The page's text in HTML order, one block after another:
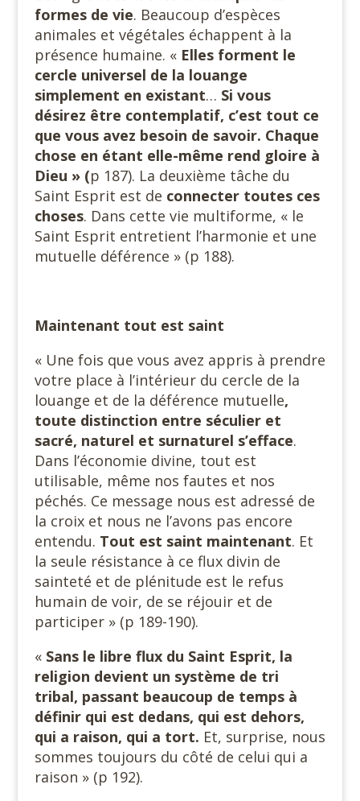
formes de vie. Beaucoup d’espèces
animales et végétales échappent à la
présence humaine. « Elles forment le
cercle universel de la louange
simplement en existant… Si vous
désirez être contemplatif, c’est tout ce
que vous avez besoin de savoir. Chaque
chose en étant elle-même rend gloire à
Dieu » (p 187). La deuxième tâche du
Saint Esprit est de connecter toutes ces
choses. Dans cette vie multiforme, « le
Saint Esprit entretient l’harmonie et une
mutuelle déférence » (p 188).
Maintenant tout est saint
« Une fois que vous avez appris à prendre
votre place à l’intérieur du cercle de la
louange et de la déférence mutuelle,
toute distinction entre séculier et
sacré, naturel et surnaturel s’efface.
Dans l’économie divine, tout est
utilisable, même nos fautes et nos
péchés. Ce message nous est adressé de
la croix et nous ne l’avons pas encore
entendu. Tout est saint maintenant. Et
la seule résistance à ce flux divin de
sainteté et de plénitude est le refus
humain de voir, de se réjouir et de
participer » (p 189-190).
« Sans le libre flux du Saint Esprit, la
religion devient un système de tri
tribal, passant beaucoup de temps à
définir qui est dedans, qui est dehors,
qui a raison, qui a tort. Et, surprise, nous
sommes toujours du côté de celui qui a
raison » (p 192).